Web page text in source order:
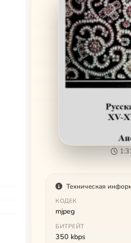
Техническая
КОДЕК
mjpeg
БИТРЕЙТ
350 kbps